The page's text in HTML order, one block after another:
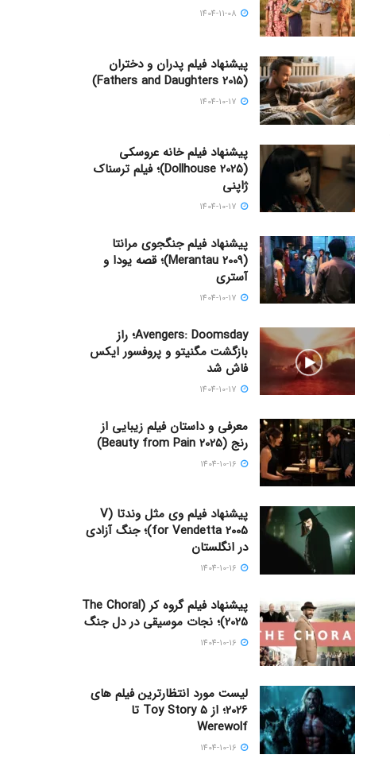
پیشنهاد فیلم پدران و دختران
(Fathers and Daughters 2015)
پیشنهاد فیلم خانه عروسکی
(Dollhouse 2025)؛ فیلم ترسناک
ژاپنی
پیشنهاد فیلم جنگجوی مرانتا
(Merantau 2009)؛ قصه یودا و
آستری
Avengers: Doomsday؛ راز
بازگشت مگنیتو و پروفسور ایکس
فاش شد
معرفی و داستان فیلم زیبایی از
رنج (Beauty from Pain 2025)
پیشنهاد فیلم وی مثل وندتا (V
for Vendetta 2005)؛ جنگ آزادی
در انگلستان
پیشنهاد فیلم گروه کر (The Choral
2025)؛ نجات موسیقی در دل جنگ
لیست مورد انتظارترین فیلم های
2026؛ از Toy Story 5 تا
Werewolf